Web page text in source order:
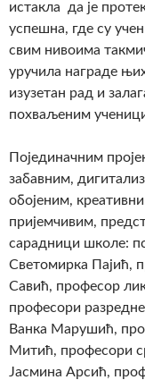
истакла да је
успешна, где су
свим нивоима
уручила награде
изузетан рад и
похваљеним
Појединачним
забавним,
обојеним,
пријемчивим,
сарадници школе:
Светомирка Пајић,
Савић, професор
професори
Ванка Марушић,
Митић, професори
Јасмина Арсић,